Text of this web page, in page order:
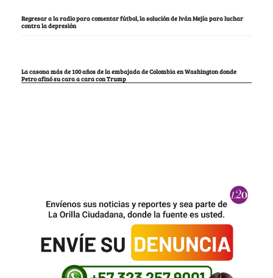
Regresar a la radio para comentar fútbol, la solución de Iván Mejía para luchar
contra la depresión
La casona más de 100 años de la embajada de Colombia en Washington donde
Petro afinó su cara a cara con Trump